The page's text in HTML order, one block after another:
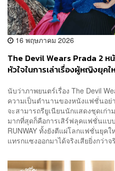
16 พฤษภาคม 2026
The Devil Wears Prada 2 ห
หัวใจในการเล่าเรื่องผู้หญิงยุคใ
นับว่าภาพยนตร์เรื่อง The Devil
ความเป็นตำนานของหนังแฟชั่นอย่
จะสามารถรียูเนียนนักแสดงชุดเก่
มากที่สุดก็คือการเสิร์ฟลุคแฟชั่นแบ
RUNWAY ทั้งยังตีแผ่โลกแฟชั่นยุค
แทรกแซงออกมาได้จริงเสียยิ่งกว่า